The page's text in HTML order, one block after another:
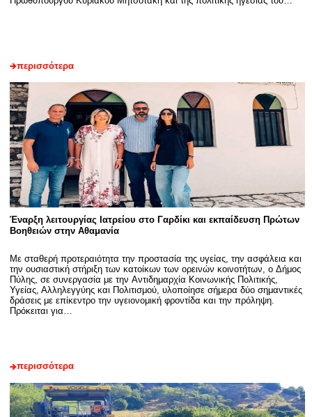
περισσότερα
Έναρξη λειτουργίας Ιατρείου στο Γαρδίκι και εκπαίδευση Πρώτων
Βοηθειών στην Αθαμανία
Με σταθερή προτεραιότητα την προστασία της υγείας, την ασφάλεια και
την ουσιαστική στήριξη των κατοίκων των ορεινών κοινοτήτων, ο Δήμος
Πύλης, σε συνεργασία με την Αντιδημαρχία Κοινωνικής Πολιτικής,
Υγείας, Αλληλεγγύης και Πολιτισμού, υλοποίησε σήμερα δύο σημαντικές
δράσεις με επίκεντρο την υγειονομική φροντίδα και την πρόληψη.
Πρόκειται για…
περισσότερα